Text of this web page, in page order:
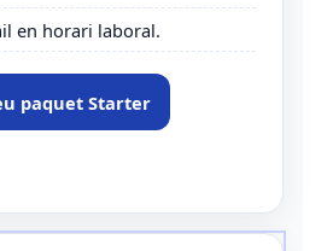
en horari laboral.
paquet Starter